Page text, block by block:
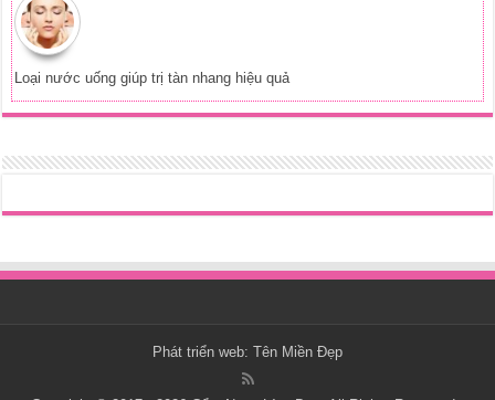
Loại nước uống giúp trị tàn nhang hiệu quả
Phát triển web: Tên Miền Đẹp